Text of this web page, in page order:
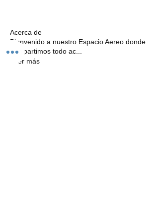
Acerca de
Bienvenido a nuestro Espacio Aereo donde
compartimos todo ac
Leer más